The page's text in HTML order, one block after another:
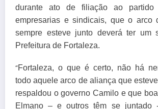
durante ato de filiação ao partido
empresarias e sindicais, que o arco
sempre esteve junto deverá ter um
Prefeitura de Fortaleza.
“Fortaleza, o que é certo, não há
todo aquele arco de aliança que
respaldou o governo Camilo e que
Elmano – e outros têm se juntado